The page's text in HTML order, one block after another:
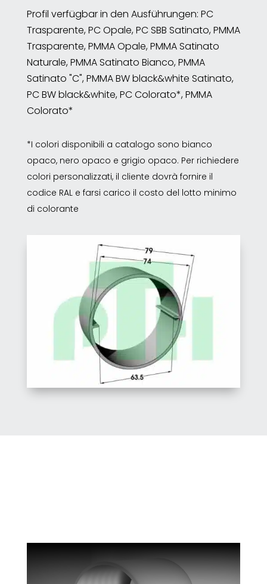
Profil verfügbar in den Ausführungen: PC
Trasparente, PC Opale, PC SBB Satinato, PMMA
Trasparente, PMMA Opale, PMMA Satinato
Naturale, PMMA Satinato Bianco, PMMA
Satinato "C", PMMA BW black&white Satinato,
PC BW black&white, PC Colorato*, PMMA
Colorato*
*I colori disponibili a catalogo sono bianco
opaco, nero opaco e grigio opaco. Per richiedere
colori personalizzati, il cliente dovrà fornire il
codice RAL e farsi carico il costo del lotto minimo
di colorante